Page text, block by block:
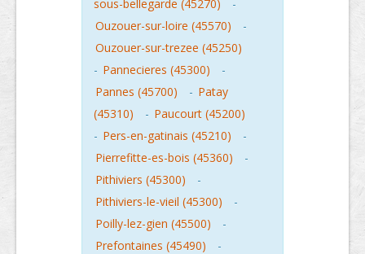
sous-bellegarde (45270)
-
Ouzouer-sur-loire (45570)
-
Ouzouer-sur-trezee (45250)
- Pannecieres (45300)
-
Pannes (45700)
- Patay
(45310)
- Paucourt (45200)
- Pers-en-gatinais (45210)
-
Pierrefitte-es-bois (45360)
-
Pithiviers (45300)
-
Pithiviers-le-vieil (45300)
-
Poilly-lez-gien (45500)
-
Prefontaines (45490)
-